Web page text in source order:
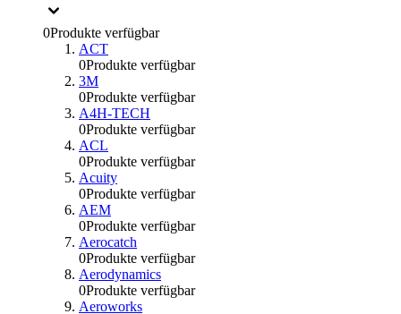
0Produkte verfügbar
ACT
0Produkte verfügbar
3M
0Produkte verfügbar
A4H-TECH
0Produkte verfügbar
ACL
0Produkte verfügbar
Acuity
0Produkte verfügbar
AEM
0Produkte verfügbar
Aerocatch
0Produkte verfügbar
Aerodynamics
0Produkte verfügbar
Aeroworks